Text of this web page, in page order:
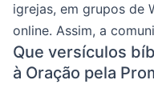
igrejas, em grupos de
online. Assim, a
Que versículos
à Oração pela